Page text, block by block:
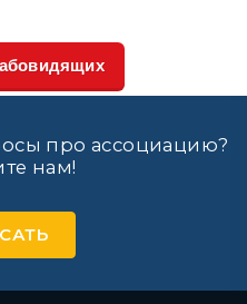
про ассоциацию?
нам!